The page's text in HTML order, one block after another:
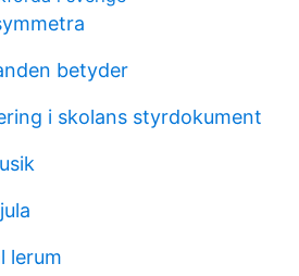
betyder
i skolans styrdokument
lerum